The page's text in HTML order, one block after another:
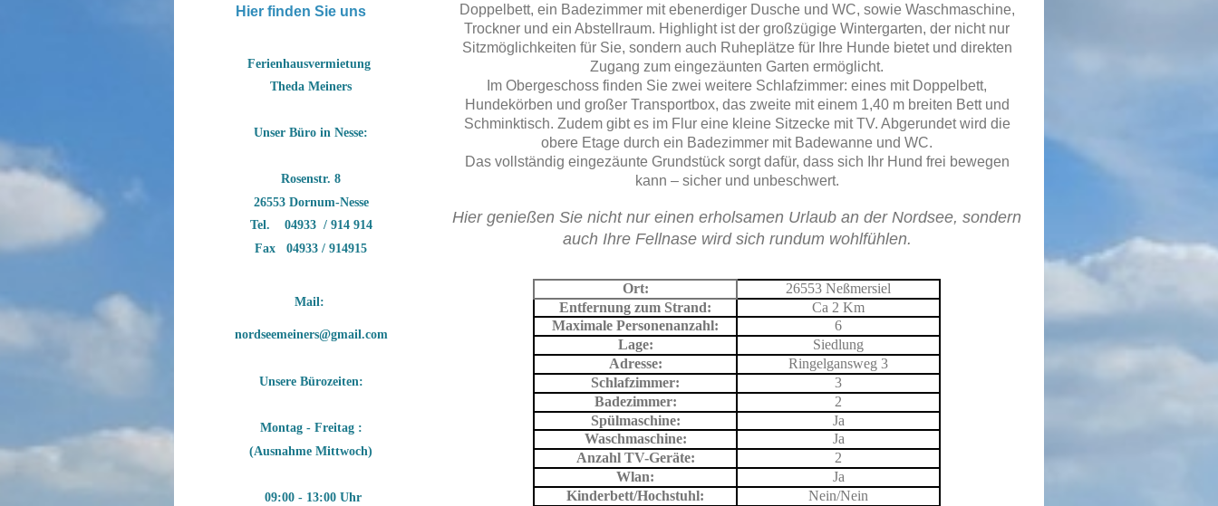
Doppelbett, ein Badezimmer mit ebenerdiger Dusche und WC, sowie Waschmaschine,
Trockner und ein Abstellraum. Highlight ist der großzügige Wintergarten, der nicht nur
Sitzmöglichkeiten für Sie, sondern auch Ruheplätze für Ihre Hunde bietet und direkten
Zugang zum eingezäunten Garten ermöglicht.
Im Obergeschoss finden Sie zwei weitere Schlafzimmer: eines mit Doppelbett,
Hundekörben und großer Transportbox, das zweite mit einem 1,40 m breiten Bett und
Schminktisch. Zudem gibt es im Flur eine kleine Sitzecke mit TV. Abgerundet wird die
obere Etage durch ein Badezimmer mit Badewanne und WC.
Das vollständig eingezäunte Grundstück sorgt dafür, dass sich Ihr Hund frei bewegen
kann – sicher und unbeschwert.
Hier genießen Sie nicht nur einen erholsamen Urlaub an der Nordsee, sondern
auch Ihre Fellnase wird sich rundum wohlfühlen.
Ort:
26553 Neßmersiel
Entfernung zum Strand:
Ca 2 Km
Maximale Personenanzahl:
6
Lage:
Siedlung
Adresse:
Ringelgansweg 3
Schlafzimmer:
3
Badezimmer:
2
Spülmaschine:
Ja
Waschmaschine:
Ja
Anzahl TV-Geräte:
2
Wlan:
Ja
Kinderbett/Hochstuhl:
Nein/Nein
Hier finden Sie uns
Ferienhausvermietung
Theda Meiners
Unser Büro in Nesse:
Rosenstr. 8
26553 Dornum-Nesse
Tel. 04933 / 914 914
Fax 04933 / 914915
Mail:
nordseemeiners@gmail.com
Unsere Bürozeiten:
Montag - Freitag :
(Ausnahme Mittwoch)
09:00 - 13:00 Uhr